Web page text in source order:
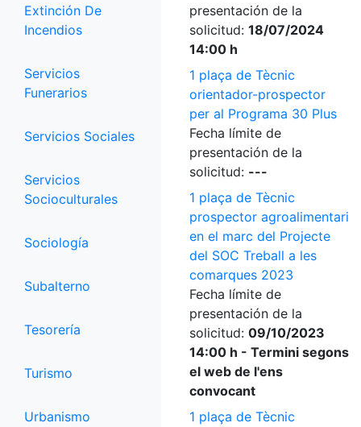
Extinción De
Incendios
Servicios
Funerarios
Servicios Sociales
Servicios
Socioculturales
Sociología
Subalterno
Tesorería
Turismo
Urbanismo
presentación de la
solicitud: 18/07/2024
14:00 h
1 plaça de Tècnic
orientador-prospector
per al Programa 30 Plus
Fecha límite de
presentación de la
solicitud: ---
1 plaça de Tècnic
prospector agroalimentari
en el marc del Projecte
del SOC Treball a les
comarques 2023
Fecha límite de
presentación de la
solicitud: 09/10/2023
14:00 h - Termini segons
el web de l'ens
convocant
1 plaça de Tècnic